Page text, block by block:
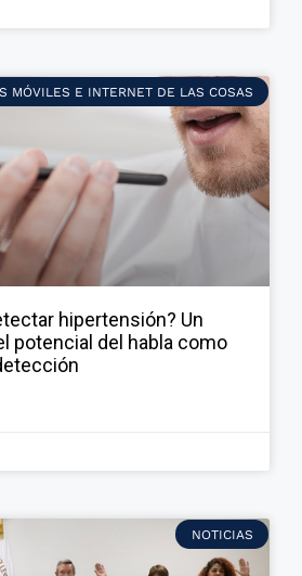
MÓVILES E INTERNET DE LAS COSAS
hipertensión? Un
potencial del habla como
NOTICIAS